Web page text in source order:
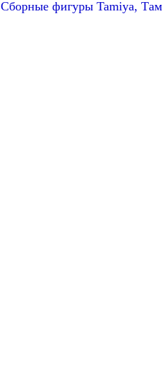
Сборные фигуры Tamiya,